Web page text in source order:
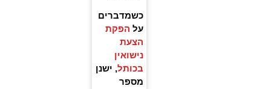
כשמדברים
על הפקת
הצעת
נישואין
בכותל, ישנן
מספר